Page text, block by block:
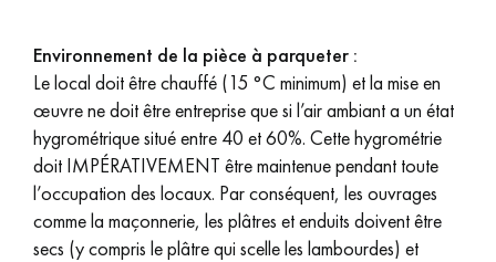
Un expert Décoplus Parquets vous appelle
Demandez un rendez-vous personnalisé
Environnement de la pièce à parqueter :
Le local doit être chauffé (15 °C minimum) et la mise en
œuvre ne doit être entreprise que si l’air ambiant a un état
hygrométrique situé entre 40 et 60%. Cette hygrométrie
doit IMPÉRATIVEMENT être maintenue pendant toute
l’occupation des locaux. Par conséquent, les ouvrages
comme la maçonnerie, les plâtres et enduits doivent être
secs (y compris le plâtre qui scelle les lambourdes) et